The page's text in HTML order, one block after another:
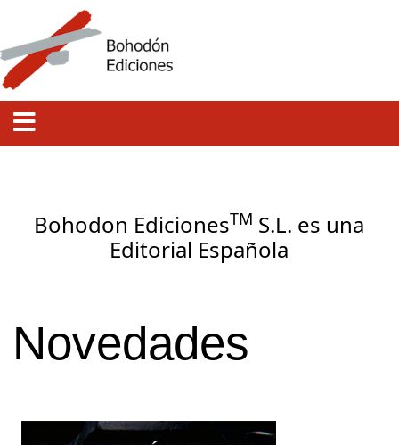
Bohodon EdicionesTM S.L. es una
Editorial Española
Novedades